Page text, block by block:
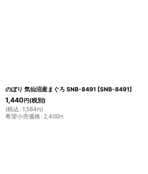
のぼり 気仙沼産まぐろ SNB-8491 [SNB-8491]
1,440 円 (税別)
(税込 : 1,584円)
希望小売価格: 2,400円